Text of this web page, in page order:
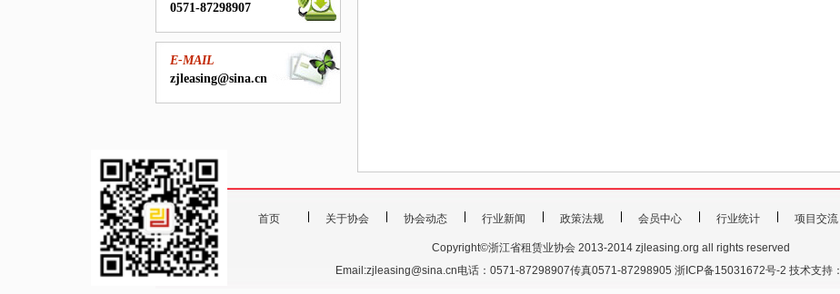
0571-87298907
E-MAIL
zjleasing@sina.cn
首页 关于协会 协会动态 行业新闻 政策法规 会员中心 行业统计 项目交流
Copyright©浙江省租赁业协会 2013-2014 zjleasing.org all rights reserved
Email:zjleasing@sina.cn电话：0571-87298907传真0571-87298905 浙ICP备15031672号-2 技术支持：